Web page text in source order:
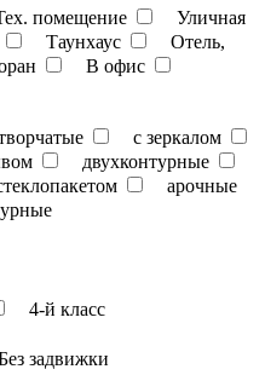
помещение
Уличная
Таунхаус
Отель,
В офис
с зеркалом
двухконтурные
арочные
4-й класс
задвижки